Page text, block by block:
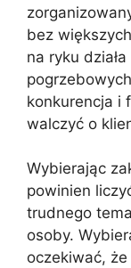
bez
na ryku
konkurencja i
walczyć o
Wybierając
powinien
trudnego
osoby.
oczekiwać,